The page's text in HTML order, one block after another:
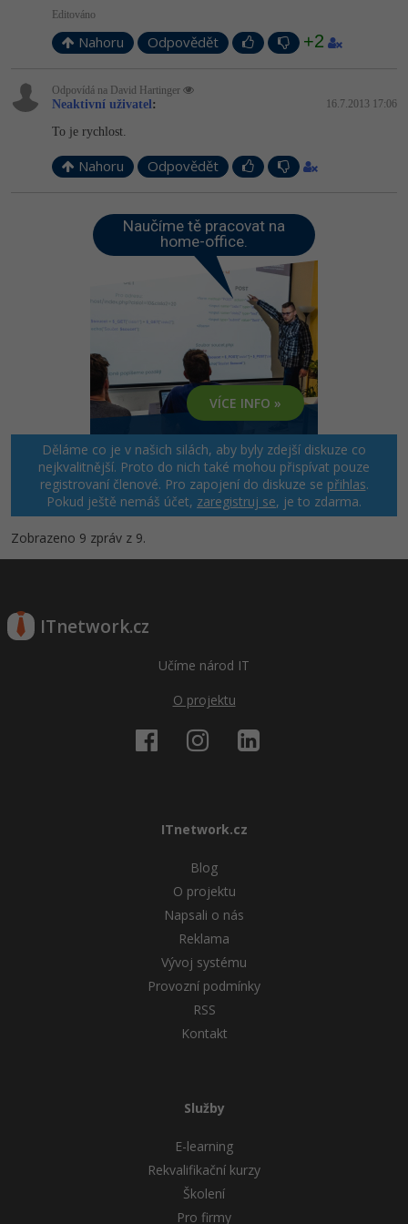
Editováno
Nahoru Odpovědět +2
Odpovídá na David Hartinger
Neaktivní uživatel: 16.7.2013 17:06
To je rychlost.
Nahoru Odpovědět
Naučíme tě pracovat na
home-office.
VÍCE INFO »
Děláme co je v našich silách, aby byly zdejší diskuze co
nejkvalitnější. Proto do nich také mohou přispívat pouze
registrovaní členové. Pro zapojení do diskuze se přihlas.
Pokud ještě nemáš účet, zaregistruj se, je to zdarma.
Zobrazeno 9 zpráv z 9.
ITnetwork.cz
Učíme národ IT
O projektu
ITnetwork.cz
Blog
O projektu
Napsali o nás
Reklama
Vývoj systému
Provozní podmínky
RSS
Kontakt
Služby
E-learning
Rekvalifikační kurzy
Školení
Pro firmy